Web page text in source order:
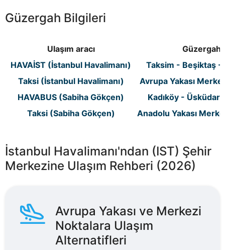
Güzergah Bilgileri
Ulaşım aracı
Güzergah
HAVAİST (İstanbul Havalimanı)
Taksim - Beşiktaş -
Taksi (İstanbul Havalimanı)
Avrupa Yakası
HAVABUS (Sabiha Gökçen)
Kadıköy - Üsküdar
Taksi (Sabiha Gökçen)
Anadolu Yakası
İstanbul Havalimanı'ndan (IST) Şehir
Merkezine Ulaşım Rehberi (2026)
Avrupa Yakası ve Merkezi
Noktalara Ulaşım
Alternatifleri